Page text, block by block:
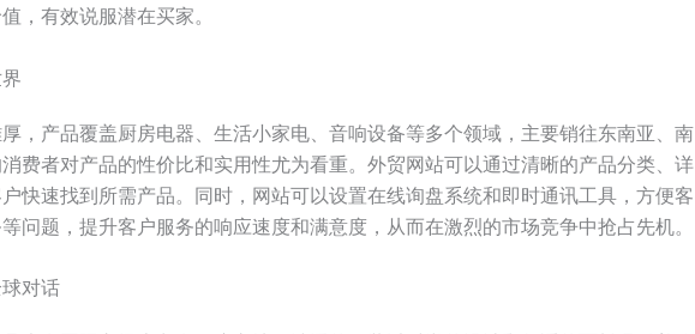
，有效说服潜在买家。
，产品覆盖厨房电器、生活小家电、音响设备等多个领域，主要销往东南亚、南
费者对产品的性价比和实用性尤为看重。外贸网站可以通过清晰的产品分类、详
快速找到所需产品。同时，网站可以设置在线询盘系统和即时通讯工具，方便客
问题，提升客户服务的响应速度和满意度，从而在激烈的市场竞争中抢占先机。
对话